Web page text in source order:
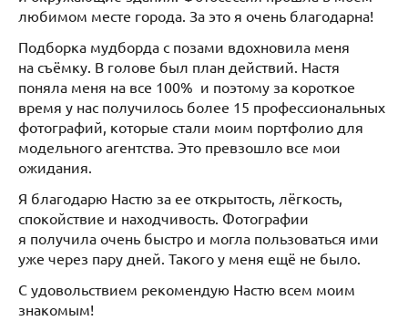
любимом месте города. За это я очень благодарна!
Подборка мудборда с позами вдохновила меня
на съёмку. В голове был план действий. Настя
поняла меня на все 100% и поэтому за короткое
время у нас получилось более 15 профессиональных
фотографий, которые стали моим портфолио для
модельного агентства. Это превзошло все мои
ожидания.
Я благодарю Настю за ее открытость, лёгкость,
спокойствие и находчивость. Фотографии
я получила очень быстро и могла пользоваться ими
уже через пару дней. Такого у меня ещё не было.
С удовольствием рекомендую Настю всем моим
знакомым!